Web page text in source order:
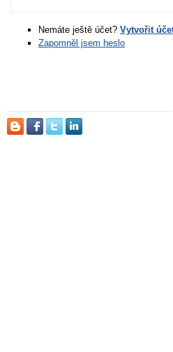
Nemáte ještě účet? Vytvořit
Zapomněl jsem heslo